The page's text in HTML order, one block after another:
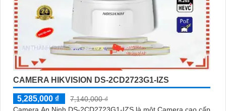
CAMERA HIKVISION DS-2CD2723G1-IZS
5,285,000 ₫
7,140,000 ₫